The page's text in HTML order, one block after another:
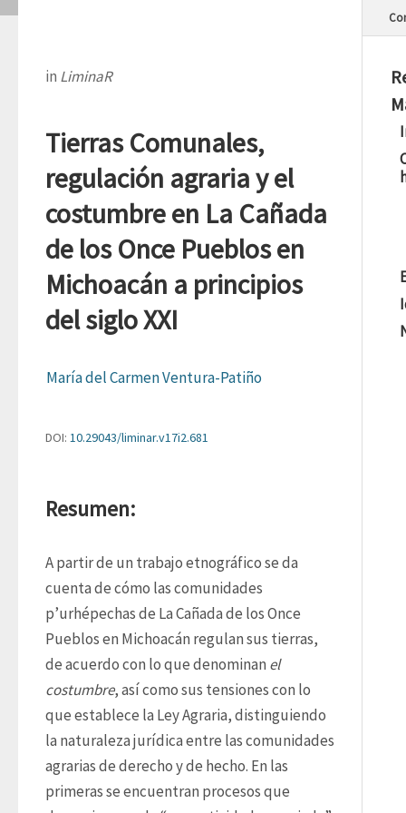
in LiminaR
Tierras Comunales,
regulación agraria y el
costumbre en La Cañada
de los Once Pueblos en
Michoacán a principios
del siglo XXI
María del Carmen Ventura-Patiño
DOI: 10.29043/liminar.v17i2.681
Resumen:
A partir de un trabajo etnográfico se da
cuenta de cómo las comunidades
p’urhépechas de La Cañada de los Once
Pueblos en Michoacán regulan sus tierras,
de acuerdo con lo que denominan el
costumbre, así como sus tensiones con lo
que establece la Ley Agraria, distinguiendo
la naturaleza jurídica entre las comunidades
agrarias de derecho y de hecho. En las
primeras se encuentran procesos que